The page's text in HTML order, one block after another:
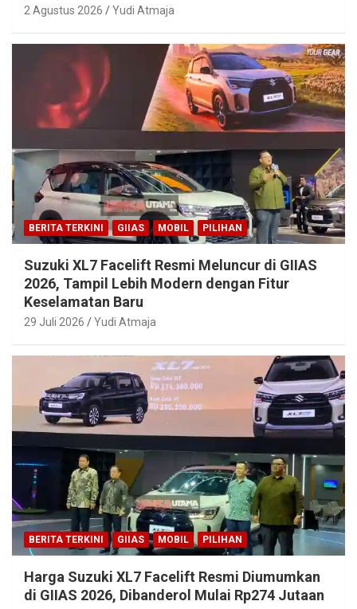
2 Agustus 2026 Yudi Atmaja
BERITA TERKINI GIIAS MOBIL PILIHAN
Suzuki XL7 Facelift Resmi Meluncur di GIIAS
2026, Tampil Lebih Modern dengan Fitur
Keselamatan Baru
29 Juli 2026 Yudi Atmaja
BERITA TERKINI GIIAS MOBIL PILIHAN
Harga Suzuki XL7 Facelift Resmi Diumumkan
di GIIAS 2026, Dibanderol Mulai Rp274 Jutaan